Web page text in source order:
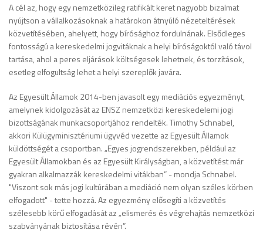
A cél az, hogy egy nemzetközileg ratifikált keret nagyobb bizalmat
nyújtson a vállalkozásoknak a határokon átnyúló nézeteltérések
közvetítésében, ahelyett, hogy bírósághoz fordulnának. Elsődleges
fontosságú a kereskedelmi jogvitáknak a helyi bíróságoktól való távol
tartása, ahol a peres eljárások költségesek lehetnek, és torzítások,
esetleg elfogultság lehet a helyi szereplők javára.
Az Egyesült Államok 2014-ben javasolt egy mediációs egyezményt,
amelynek kidolgozását az ENSZ nemzetközi kereskedelemi jogi
bizottságának munkacsoportjához rendelték. Timothy Schnabel,
akkori Külügyminisztériumi ügyvéd vezette az Egyesült Államok
küldöttségét a csoportban. „Egyes jogrendszerekben, például az
Egyesült Államokban és az Egyesült Királyságban, a közvetítést már
gyakran alkalmazzák kereskedelmi vitákban” - mondja Schnabel.
"Viszont sok más jogi kultúrában a mediáció nem olyan széles körben
elfogadott" - tette hozzá. Az egyezmény elősegíti a közvetítés
szélesebb körű elfogadását az „elismerés és végrehajtás nemzetközi
szabványának biztosítása révén”.